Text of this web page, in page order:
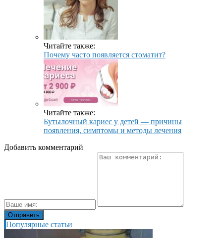
Читайте также:
Почему часто появляется стоматит?
Читайте также:
Бутылочный кариес у детей — причины
появления, симптомы и методы лечения
Добавить комментарий
Популярные статьи